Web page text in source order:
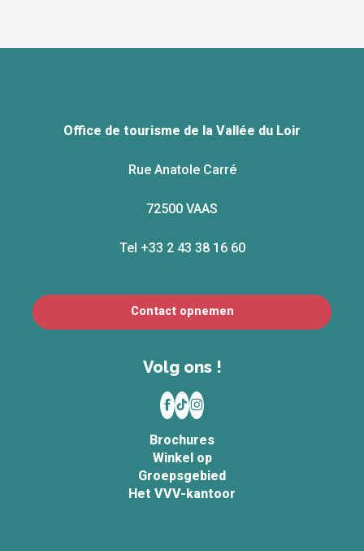
Office de tourisme de la Vallée du Loir
Rue Anatole Carré
72500 VAAS
Tel +33 2 43 38 16 60
Contact opnemen
Volg ons !
Brochures
Winkel op
Groepsgebied
Het VVV-kantoor